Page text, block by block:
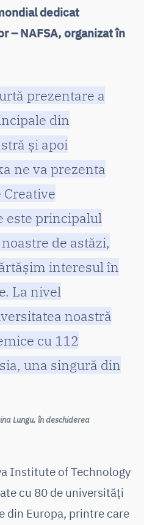
dedicat
– NAFSA, organizat în
prezentare a
din
și apoi
ne va prezenta
Creative
este principalul
de astăzi,
interesul în
La nivel
noastră
cu 112
una singură din
Lungu, în deschiderea
Institute of Technology
cu 80 de universități
din Europa, printre care